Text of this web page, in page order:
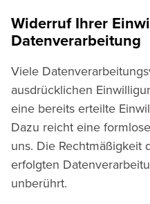
Widerruf Ihrer
Datenverarbeitung
Viele
ausdrücklichen
eine bereits erteilte
Dazu reicht eine
uns. Die Rechtmäßigkeit
erfolgten
unberührt.